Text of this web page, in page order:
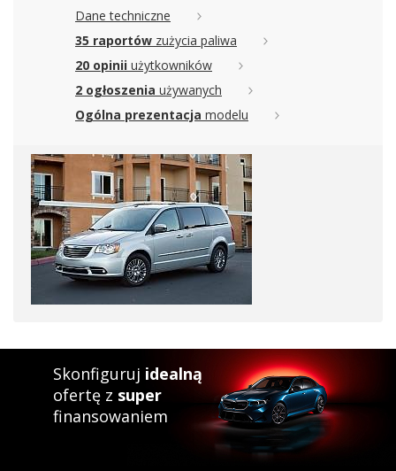
Dane techniczne
35 raportów zużycia paliwa
20 opinii użytkowników
2 ogłoszenia używanych
Ogólna prezentacja modelu
Skonfiguruj idealną
ofertę z super
finansowaniem